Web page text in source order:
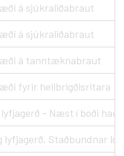
á sjúkraliðabraut
á sjúkraliðabraut
á tanntæknabraut
fyrir heilbrigðisritara
lyfjagerð - Næst í boði
lyfjagerð, Staðbundnar